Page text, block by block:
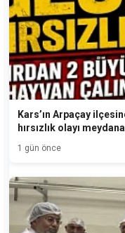
Kars’ın Arpaçay
hırsızlık olayı
1 gün önce